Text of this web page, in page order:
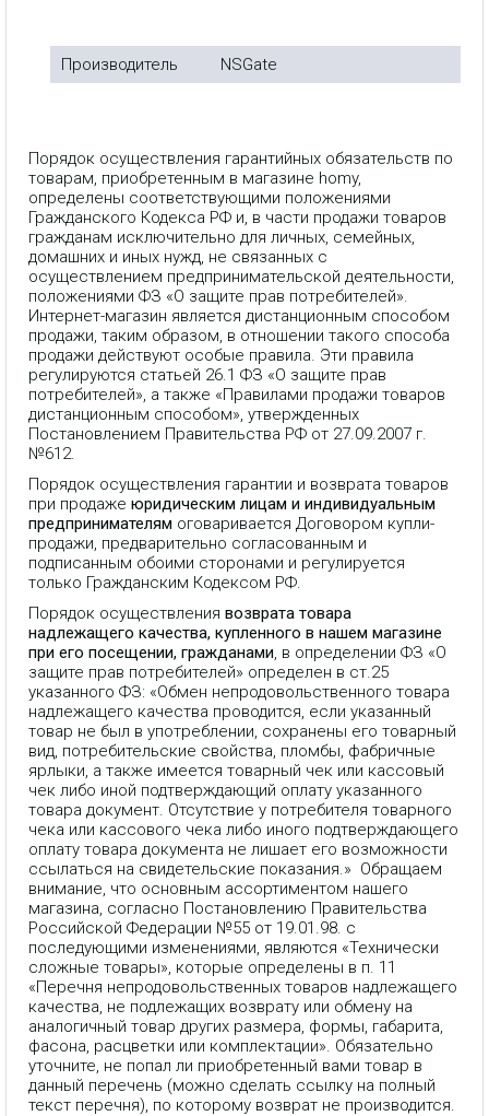
Производитель NSGate
Порядок осуществления гарантийных обязательств по
товарам, приобретенным в магазине homy,
определены соответствующими положениями
Гражданского Кодекса РФ и, в части продажи товаров
гражданам исключительно для личных, семейных,
домашних и иных нужд, не связанных с
осуществлением предпринимательской деятельности,
положениями ФЗ «О защите прав потребителей».
Интернет-магазин является дистанционным способом
продажи, таким образом, в отношении такого способа
продажи действуют особые правила. Эти правила
регулируются статьей 26.1 ФЗ «О защите прав
потребителей», а также «Правилами продажи товаров
дистанционным способом», утвержденных
Постановлением Правительства РФ от 27.09.2007 г.
№612.
Порядок осуществления гарантии и возврата товаров
при продаже юридическим лицам и индивидуальным
предпринимателям оговаривается Договором купли-
продажи, предварительно согласованным и
подписанным обоими сторонами и регулируется
только Гражданским Кодексом РФ.
Порядок осуществления возврата товара
надлежащего качества, купленного в нашем магазине
при его посещении, гражданами , в определении ФЗ «О
защите прав потребителей» определен в ст.25
указанного ФЗ: «Обмен непродовольственного товара
надлежащего качества проводится, если указанный
товар не был в употреблении, сохранены его товарный
вид, потребительские свойства, пломбы, фабричные
ярлыки, а также имеется товарный чек или кассовый
чек либо иной подтверждающий оплату указанного
товара документ. Отсутствие у потребителя товарного
чека или кассового чека либо иного подтверждающего
оплату товара документа не лишает его возможности
ссылаться на свидетельские показания.» Обращаем
внимание, что основным ассортиментом нашего
магазина, согласно Постановлению Правительства
Российской Федерации №55 от 19.01.98. с
последующими изменениями, являются «Технически
сложные товары», которые определены в п. 11
«Перечня непродовольственных товаров надлежащего
качества, не подлежащих возврату или обмену на
аналогичный товар других размера, формы, габарита,
фасона, расцветки или комплектации». Обязательно
уточните, не попал ли приобретенный вами товар в
данный перечень (можно сделать ссылку на полный
текст перечня), по которому возврат не производится.